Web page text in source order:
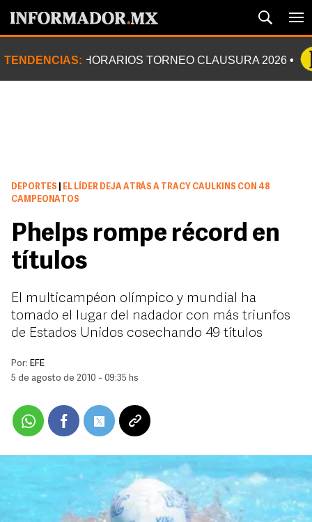
TENDENCIAS: HORARIOS TORNEO CLAUSURA 2026
DEPORTES
EL LÍDER DEJA ATRÁS A TRACY CAULKINS CON 48
CAMPEONATOS
Phelps rompe récord en
títulos
El multicampéon olímpico y mundial ha
tomado el lugar del nadador con más triunfos
de Estados Unidos cosechando 49 títulos
Por: EFE
5 de agosto de 2010 - 09:35 hs